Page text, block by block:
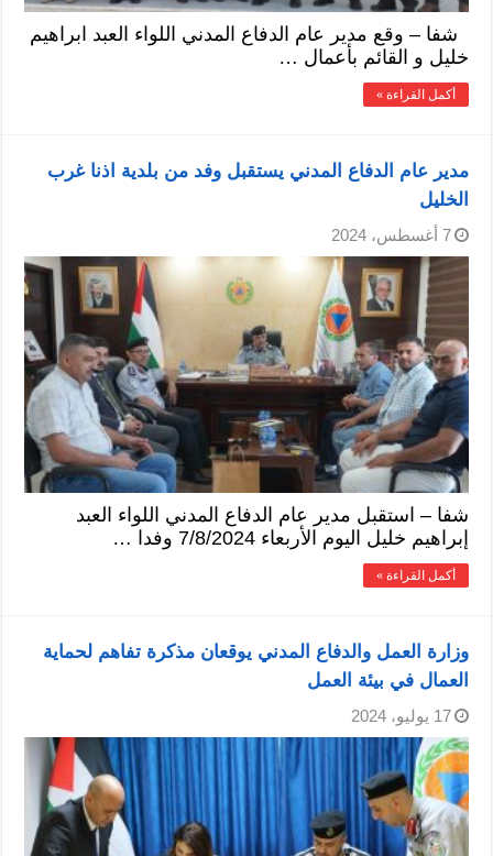
شفا – وقع مدير عام الدفاع المدني اللواء العبد ابراهيم
خليل و القائم بأعمال …
أكمل القراءة »
مدير عام الدفاع المدني يستقبل وفد من بلدية اذنا غرب
الخليل
7 أغسطس، 2024
شفا – استقبل مدير عام الدفاع المدني اللواء العبد
إبراهيم خليل اليوم الأربعاء 7/8/2024 وفدا …
أكمل القراءة »
وزارة العمل والدفاع المدني يوقعان مذكرة تفاهم لحماية
العمال في بيئة العمل
17 يوليو، 2024